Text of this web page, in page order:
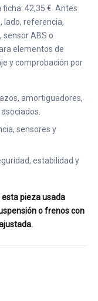
42,35 €. Antes
lado, referencia,
ABS o
elementos de
y comprobación por
amortiguadores,
sensores y
estabilidad y
esta pieza usada
o frenos con